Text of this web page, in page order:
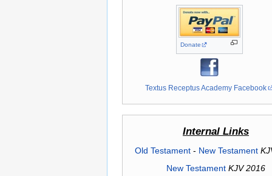
Donate
Textus Receptus Academy Facebook
Internal Links
Old Testament- New Testament
New Testament KJV 2016